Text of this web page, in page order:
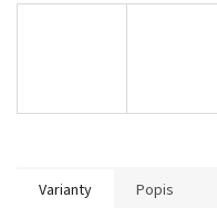
Varianty Popis